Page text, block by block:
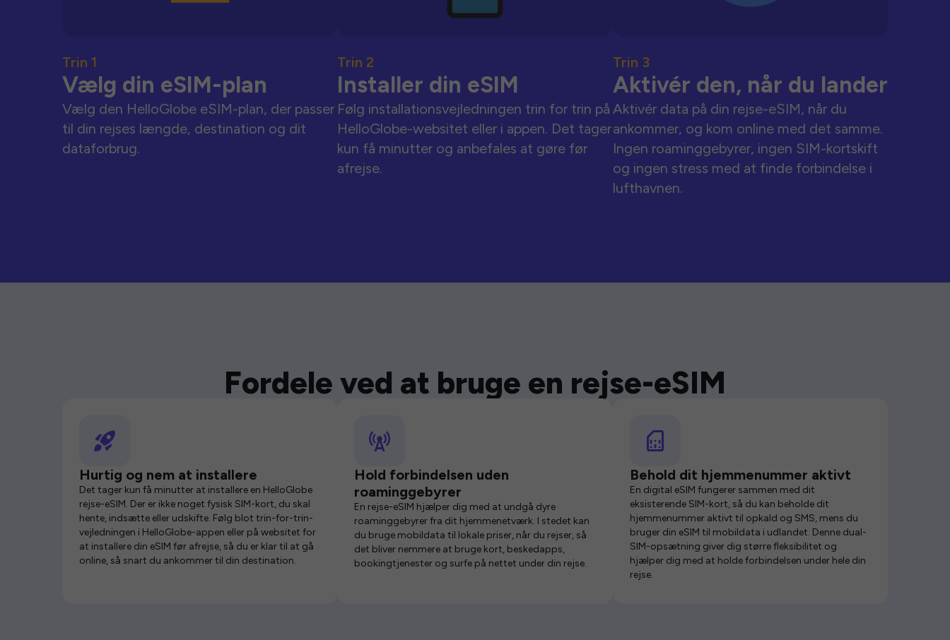
Trin 1
Vælg din eSIM-plan
Vælg den HelloGlobe eSIM-plan, der passer
til din rejses længde, destination og dit
dataforbrug.
Trin 2
Installer din eSIM
Følg installationsvejledningen trin for trin på
HelloGlobe-websitet eller i appen. Det tager
kun få minutter og anbefales at gøre før
afrejse.
Trin 3
Aktivér den, når du lander
Aktivér data på din rejse-eSIM, når du
ankommer, og kom online med det samme.
Ingen roaminggebyrer, ingen SIM-kortskift
og ingen stress med at finde forbindelse i
lufthavnen.
Fordele ved at bruge en rejse-eSIM
Hurtig og nem at installere
Det tager kun få minutter at installere en HelloGlobe
rejse-eSIM. Der er ikke noget fysisk SIM-kort, du skal
hente, indsætte eller udskifte. Følg blot trin-for-trin-
vejledningen i HelloGlobe-appen eller på websitet for
at installere din eSIM før afrejse, så du er klar til at gå
online, så snart du ankommer til din destination.
Hold forbindelsen uden
roaminggebyrer
En rejse-eSIM hjælper dig med at undgå dyre
roaminggebyrer fra dit hjemmenetværk. I stedet kan
du bruge mobildata til lokale priser, når du rejser, så
det bliver nemmere at bruge kort, beskedapps,
bookingtjenester og surfe på nettet under din rejse.
Behold dit hjemmenummer aktivt
En digital eSIM fungerer sammen med dit
eksisterende SIM-kort, så du kan beholde dit
hjemmenummer aktivt til opkald og SMS, mens du
bruger din eSIM til mobildata i udlandet. Denne dual-
SIM-opsætning giver dig større fleksibilitet og
hjælper dig med at holde forbindelsen under hele din
rejse.